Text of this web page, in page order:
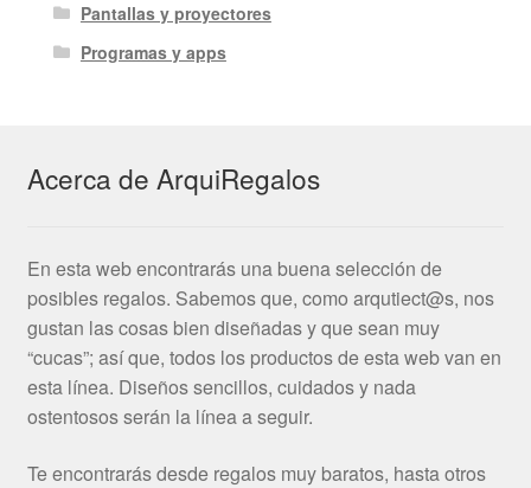
Pantallas y proyectores
Programas y apps
Acerca de ArquiRegalos
En esta web encontrarás una buena selección de
posibles regalos. Sabemos que, como arqutiect@s, nos
gustan las cosas bien diseñadas y que sean muy
“cucas”; así que, todos los productos de esta web van en
esta línea. Diseños sencillos, cuidados y nada
ostentosos serán la línea a seguir.
Te encontrarás desde regalos muy baratos, hasta otros